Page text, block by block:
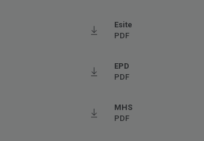
Esite
PDF
EPD
PDF
MHS
PDF